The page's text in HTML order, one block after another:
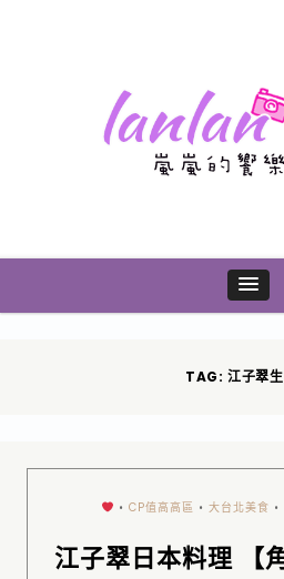
TAG: 江子翠生
• CP值高高區 • 大台北美食 •
江子翠日本料理 【